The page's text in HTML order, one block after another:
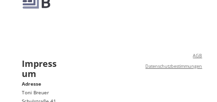
Impress
um
Adresse
Toni Breuer
AGB
Datenschutzbestimmungen